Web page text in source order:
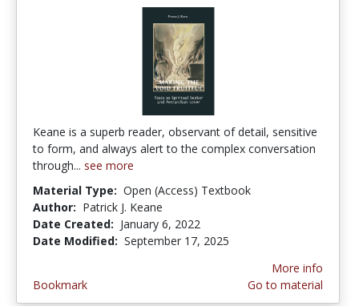
Keane is a superb reader, observant of detail, sensitive
to form, and always alert to the complex conversation
through... see more
Material Type: Open (Access) Textbook
Author: Patrick J. Keane
Date Created: January 6, 2022
Date Modified: September 17, 2025
Bookmark
More info
Go to material